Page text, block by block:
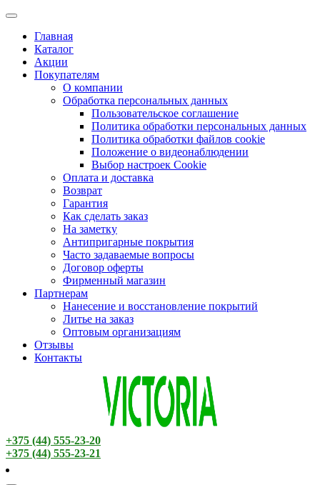
Главная
Каталог
Акции
Покупателям
О компании
Обработка персональных данных
Пользовательское соглашение
Политика обработки персональных данных
Политика обработки файлов cookie
Положение о видеонаблюдении
Выбор настроек Cookie
Оплата и доставка
Возврат
Гарантия
Как сделать заказ
На заметку
Антипригарные покрытия
Часто задаваемые вопросы
Договор оферты
Фирменный магазин
Партнерам
Нанесение и восстановление покрытий
Литье на заказ
Оптовым организациям
Отзывы
Контакты
+375 (44) 555-23-20
+375 (44) 555-23-21